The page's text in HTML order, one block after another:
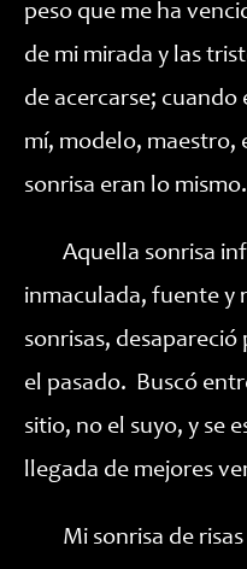
peso que me ha
de mi mirada y las
de acercarse;
mí, modelo, maestro,
sonrisa eran lo mismo.
Aquella sonrisa
inmaculada, fuente y
sonrisas,
el pasado. Buscó
sitio, no el suyo, y se
llegada de mejores
Mi sonrisa de risas